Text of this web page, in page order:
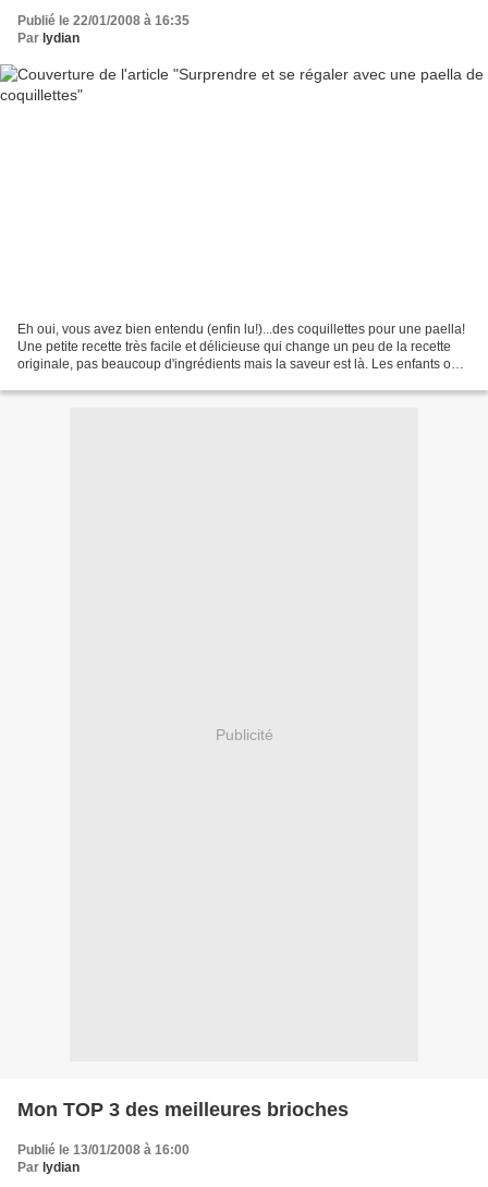
Publié le 22/01/2008 à 16:35
Par lydian
Eh oui, vous avez bien entendu (enfin lu!)...des coquillettes pour une paella!
Une petite recette très facile et délicieuse qui change un peu de la recette
originale, pas beaucoup d'ingrédients mais la saveur est là. Les enfants ont
Publicité
Mon TOP 3 des meilleures brioches
Publié le 13/01/2008 à 16:00
Par lydian